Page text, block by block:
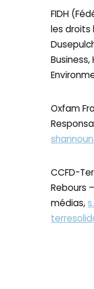
FIDH
les droits
Oxfam
CCFD-
Rebours
médias,